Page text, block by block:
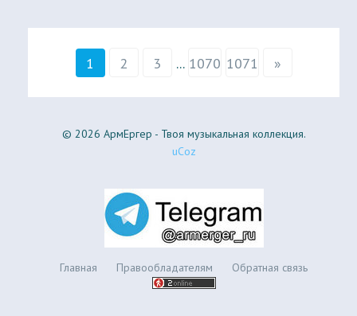
1 2 3 ... 1070 1071 »
© 2026 АрмЕргер - Твоя музыкальная коллекция.
uCoz
Главная Правообладателям Обратная связь